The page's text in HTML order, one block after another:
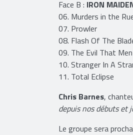
Face B : IRON
06. Murders in the
07. Prowler
08. Flash Of The
09. The Evil That
10. Stranger In A
11. Total Eclipse
Chris Barnes,
depuis nos débuts et
Le groupe sera